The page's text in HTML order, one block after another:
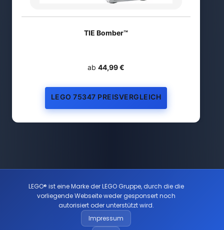
TIE Bomber™
ab 44,99 €
LEGO 75347 PREISVERGLEICH
LEGO® ist eine Marke der LEGO Gruppe, durch die die
vorliegende Webseite weder gesponsert noch
autorisiert oder unterstützt wird.
Impressum